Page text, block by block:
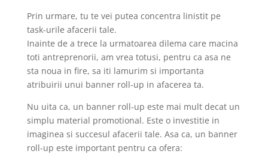
Prin urmare, tu te vei putea concentra linistit pe
task-urile afacerii tale.
Inainte de a trece la urmatoarea dilema care macina
toti antreprenorii, am vrea totusi, pentru ca asa ne
sta noua in fire, sa iti lamurim si importanta
atribuirii unui banner roll-up in afacerea ta.
Nu uita ca, un banner roll-up este mai mult decat un
simplu material promotional. Este o investitie in
imaginea si succesul afacerii tale. Asa ca, un banner
roll-up este important pentru ca ofera: